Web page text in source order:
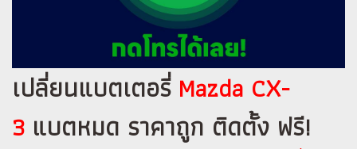
เปลี่ยนแบตเตอรี่ Mazda CX-
3 แบตหมด ราคาถูก ติดตั้ง ฟรี!